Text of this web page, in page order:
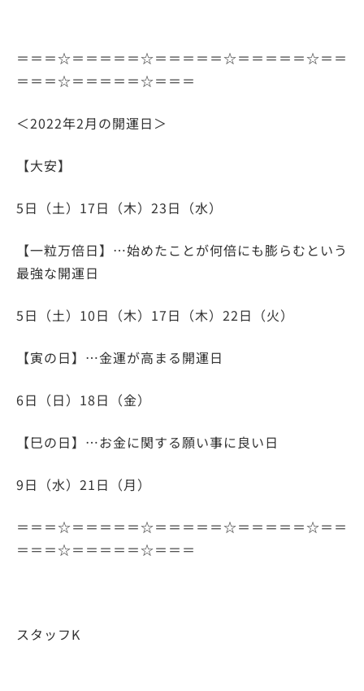
＝＝＝☆＝＝＝＝＝☆＝＝＝＝＝☆＝＝＝＝＝☆＝＝
＝＝＝☆＝＝＝＝＝☆＝＝＝
＜2022年2月の開運日＞
【大安】
5日（土）17日（木）23日（水）
【一粒万倍日】…始めたことが何倍にも膨らむという
最強な開運日
5日（土）10日（木）17日（木）22日（火）
【寅の日】…金運が高まる開運日
6日（日）18日（金）
【巳の日】…お金に関する願い事に良い日
9日（水）21日（月）
＝＝＝☆＝＝＝＝＝☆＝＝＝＝＝☆＝＝＝＝＝☆＝＝
＝＝＝☆＝＝＝＝＝☆＝＝＝
スタッフK